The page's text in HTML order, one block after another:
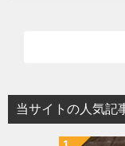
当サイトの人気記